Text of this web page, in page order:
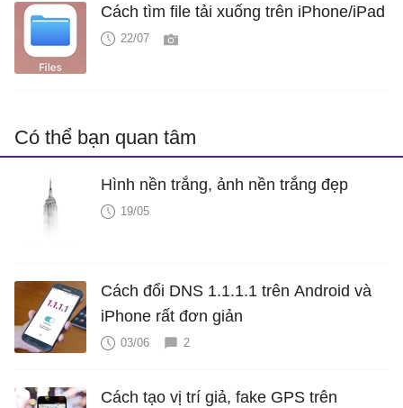
Cách tìm file tải xuống trên iPhone/iPad
22/07
Có thể bạn quan tâm
Hình nền trắng, ảnh nền trắng đẹp
19/05
Cách đổi DNS 1.1.1.1 trên Android và
iPhone rất đơn giản
03/06 2
Cách tạo vị trí giả, fake GPS trên